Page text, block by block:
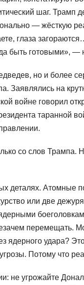
шаг. Трамп
— жёсткую
глаза
быть готовыми», —
но и более
Заявлялись на
войне говорил
таранной
со слов Трампа.
деталях. Атомные
или две
перемещать.
ядерного удара?
Потому что
не угрожайте